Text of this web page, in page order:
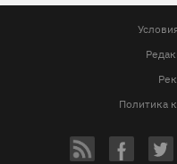
Политика